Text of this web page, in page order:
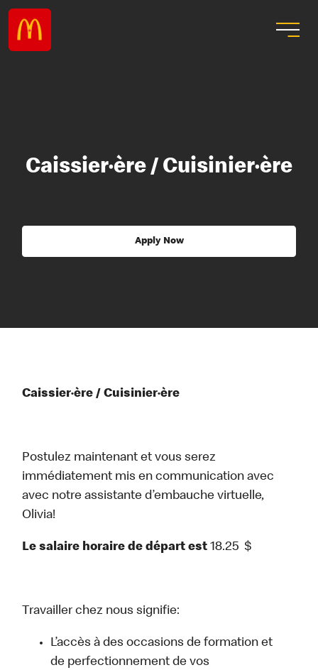
Caissier·ère / Cuisinier·ère
Apply Now
Caissier·ère / Cuisinier·ère
Postulez maintenant et vous serez
immédiatement mis en communication avec
avec notre assistante d’embauche virtuelle,
Olivia!
Le salaire horaire de départ est 18.25 $
Travailler chez nous signifie:
L’accès à des occasions de formation et
de perfectionnement de vos